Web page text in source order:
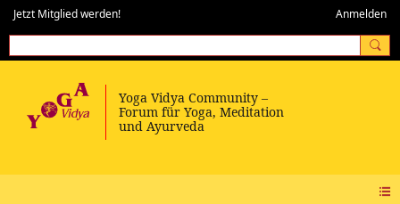
Jetzt Mitglied werden! Anmelden